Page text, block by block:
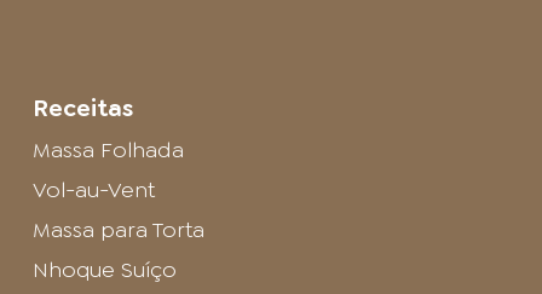
Receitas
Massa Folhada
Vol-au-Vent
Massa para Torta
Nhoque Suíço